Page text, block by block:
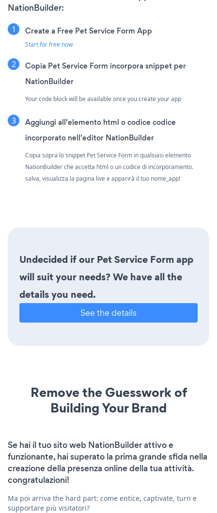
NationBuilder:
Create a Free Pet Service Form App
Start for free now
Copia Pet Service Form incorpora snippet per
NationBuilder
Your code block will be available once you create your app
Aggiungi all'elemento html o codice codice
incorporato nell'editor NationBuilder
Copia sopra lo snippet Pet Service Form in qualsiasi elemento
NationBuilder che accetta html o un codice di incorporamento.
salva, visualizza la pagina live e apparirà il tuo nome_app!
Undecided if our Pet Service Form app
will suit your needs? We have all the
details you need.
See the details
Remove the Guesswork of
Building Your Brand
Se hai il tuo sito web NationBuilder attivo e
funzionante, hai superato la prima grande sfida nella
creazione della presenza online della tua attività.
congratulazioni!
Ma poi arriva the hard part: come entice, captivate, turn e
supportare più visitatori?